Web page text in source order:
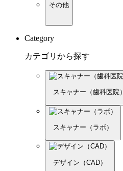
その他
Category
カテゴリから探す
スキャナー（歯科医院）
スキャナー（ラボ）
デザイン（CAD）